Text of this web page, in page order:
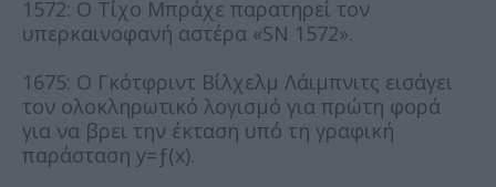
1572: Ο Τίχο Μπράχε παρατηρεί τον
υπερκαινοφανή αστέρα «SN 1572».
1675: Ο Γκότφριντ Βίλχελμ Λάιμπνιτς εισάγει
τον ολοκληρωτικό λογισμό για πρώτη φορά
για να βρει την έκταση υπό τη γραφική
παράσταση y=ƒ(x).